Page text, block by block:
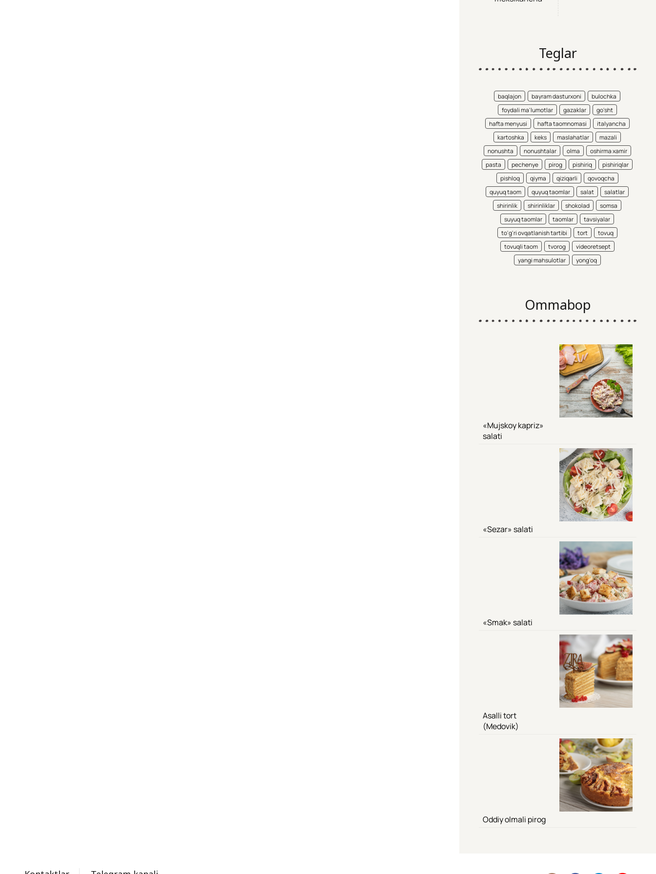
Teglar
baqlajon bayram dasturxoni
bulochka
foydali ma'lumotlar
gazaklar
go'sht
hafta menyusi
hafta taomnomasi
italyancha
kartoshka
keks maslahatlar
mazali
nonushta
nonushtalar olma
oshirma xamir
pasta
pechenye pirog pishiriq
pishiriqlar
pishloq
qiyma qiziqarli
qovoqcha
quyuq taom
quyuq taomlar salat
salatlar
shirinlik
shirinliklar shokolad
somsa
suyuq taomlar
taomlar
tavsiyalar
to'g'ri ovqatlanish tartibi
tort
tovuq
tovuqli taom
tvorog
videoretsept
yangi mahsulotlar
yong'oq
Ommabop
«Mujskoy kapriz»
salati
«Sezar» salati
«Smak» salati
Asalli tort
(Medovik)
Oddiy olmali pirog